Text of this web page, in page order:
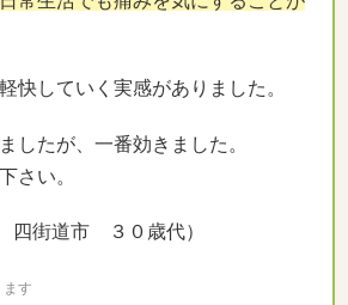
快していく実感がありました。
したが、一番効きました。
さい。
街道市 ３０歳代）
す